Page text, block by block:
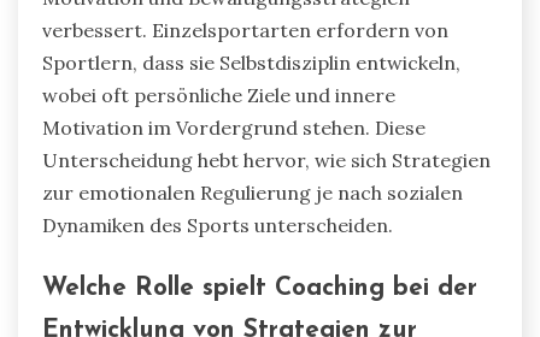
verbessert. Einzelsportarten erfordern von
Sportlern, dass sie Selbstdisziplin entwickeln,
wobei oft persönliche Ziele und innere
Motivation im Vordergrund stehen. Diese
Unterscheidung hebt hervor, wie sich Strategien
zur emotionalen Regulierung je nach sozialen
Dynamiken des Sports unterscheiden.
Welche Rolle spielt Coaching bei der
Entwicklung von Strategien zur